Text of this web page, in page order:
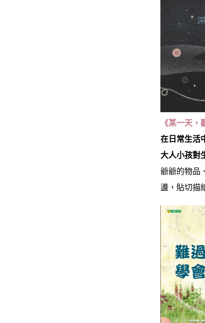
《某一天，
在日常生活
大人小孩對
爺爺的物品
盪，貼切描